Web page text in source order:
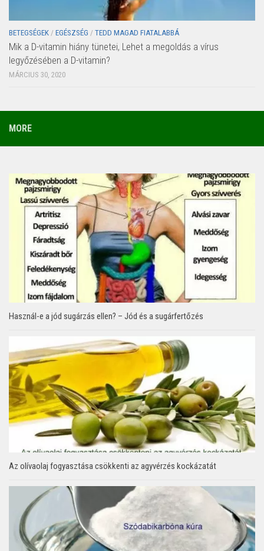
BETEGSÉGEK / EGÉSZSÉG / TEDD MAGAD FIATALABBÁ
Mik a D-vitamin hiány tünetei, Lehet a megoldás a vírus
legyőzésében a D-vitamin?
MÁRCIUS 30, 2020
MORE
Használ-e a jód sugárzás ellen? – Jód és a sugárfertőzés
Az olívaolaj fogyasztása csökkenti az agyvérzés kockázatát